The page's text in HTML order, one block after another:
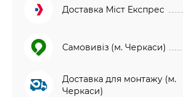
Доставка Міст Експрес
Самовивіз (м. Черкаси)
Доставка для монтажу (м.
Черкаси)